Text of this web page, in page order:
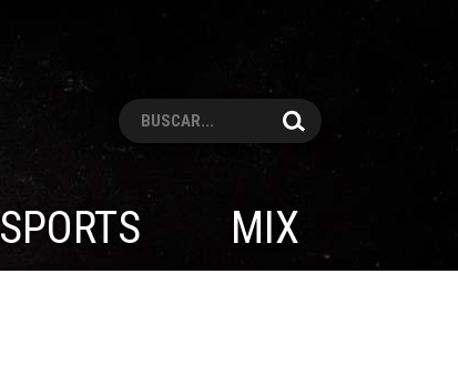
Pesquisar
SPORTS MIX